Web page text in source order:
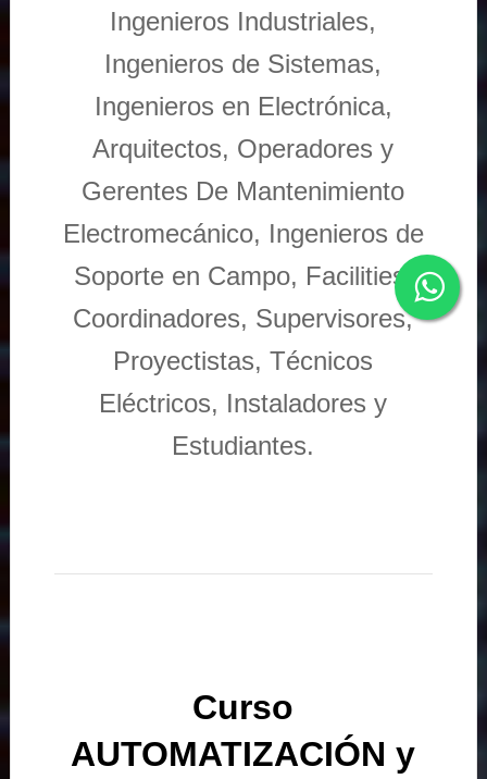
Ingenieros Industriales,
Ingenieros de Sistemas,
Ingenieros en Electrónica,
Arquitectos, Operadores y
Gerentes De Mantenimiento
Electromecánico, Ingenieros de
Soporte en Campo, Facilities,
Coordinadores, Supervisores,
Proyectistas, Técnicos
Eléctricos, Instaladores y
Estudiantes.
Curso
AUTOMATIZACIÓN y